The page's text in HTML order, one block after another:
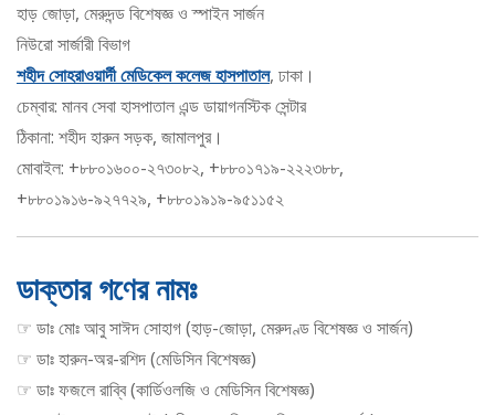
হাড় জোড়া, মেরুদন্ড বিশেষজ্ঞ ও স্পাইন সার্জন
নিউরো সার্জারী বিভাগ
শহীদ সোহরাওয়ার্দী মেডিকেল কলেজ হাসপাতাল, ঢাকা।
চেম্বার: মানব সেবা হাসপাতাল এন্ড ডায়াগনস্টিক সেন্টার
ঠিকানা: শহীদ হারুন সড়ক, জামালপুর।
মোবাইল: +৮৮০১৬০০-২৭৩০৮২, +৮৮০১৭১৯-২২২৩৮৮,
+৮৮০১৯১৬-৯২৭৭২৯, +৮৮০১৯১৯-৯৫১১৫২
ডাক্তার গণের নামঃ
☞ ডাঃ মোঃ আবু সাঈদ সোহাগ (হাড়-জোড়া, মেরুদণ্ড বিশেষজ্ঞ ও সার্জন)
☞ ডাঃ হারুন-অর-রশিদ (মেডিসিন বিশেষজ্ঞ)
☞ ডাঃ ফজলে রাব্বি (কার্ডিওলজি ও মেডিসিন বিশেষজ্ঞ)